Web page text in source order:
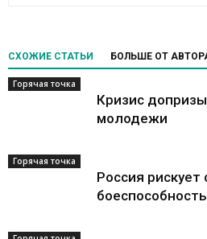
СХОЖИЕ СТАТЬИ БОЛЬШЕ ОТ
Горячая точка
Кризис
молодежи
Горячая точка
Россия рискует